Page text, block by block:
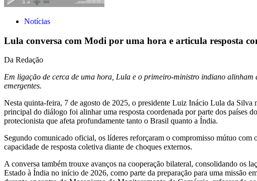
Notícias
Lula conversa com Modi por uma hora e articula resposta
Da Redação
Em ligação de cerca de uma hora, Lula e o primeiro-ministro indiano
emergentes.
Nesta quinta-feira, 7 de agosto de 2025, o presidente Luiz Inácio Lula da
principal do diálogo foi alinhar uma resposta coordenada por parte dos países
protecionista que afeta profundamente tanto o Brasil quanto a Índia.
Segundo comunicado oficial, os líderes reforçaram o compromisso mútuo
capacidade de resposta coletiva diante de choques externos.
A conversa também trouxe avanços na cooperação bilateral, consolidando os
Estado à Índia no início de 2026, como parte da preparação para uma missão